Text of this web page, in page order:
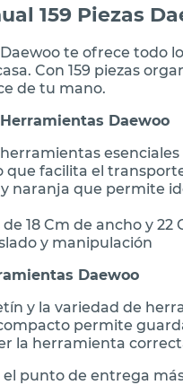
159 Piezas
te ofrece todo
Con 159 piezas
de tu mano.
Daewoo
que facilita el
naranja que permite
18 Cm de ancho y
y manipulación
Daewoo
y la variedad de
permite
la herramienta
punto de entrega